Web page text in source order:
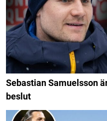
Sebastian Samuelsson
beslut